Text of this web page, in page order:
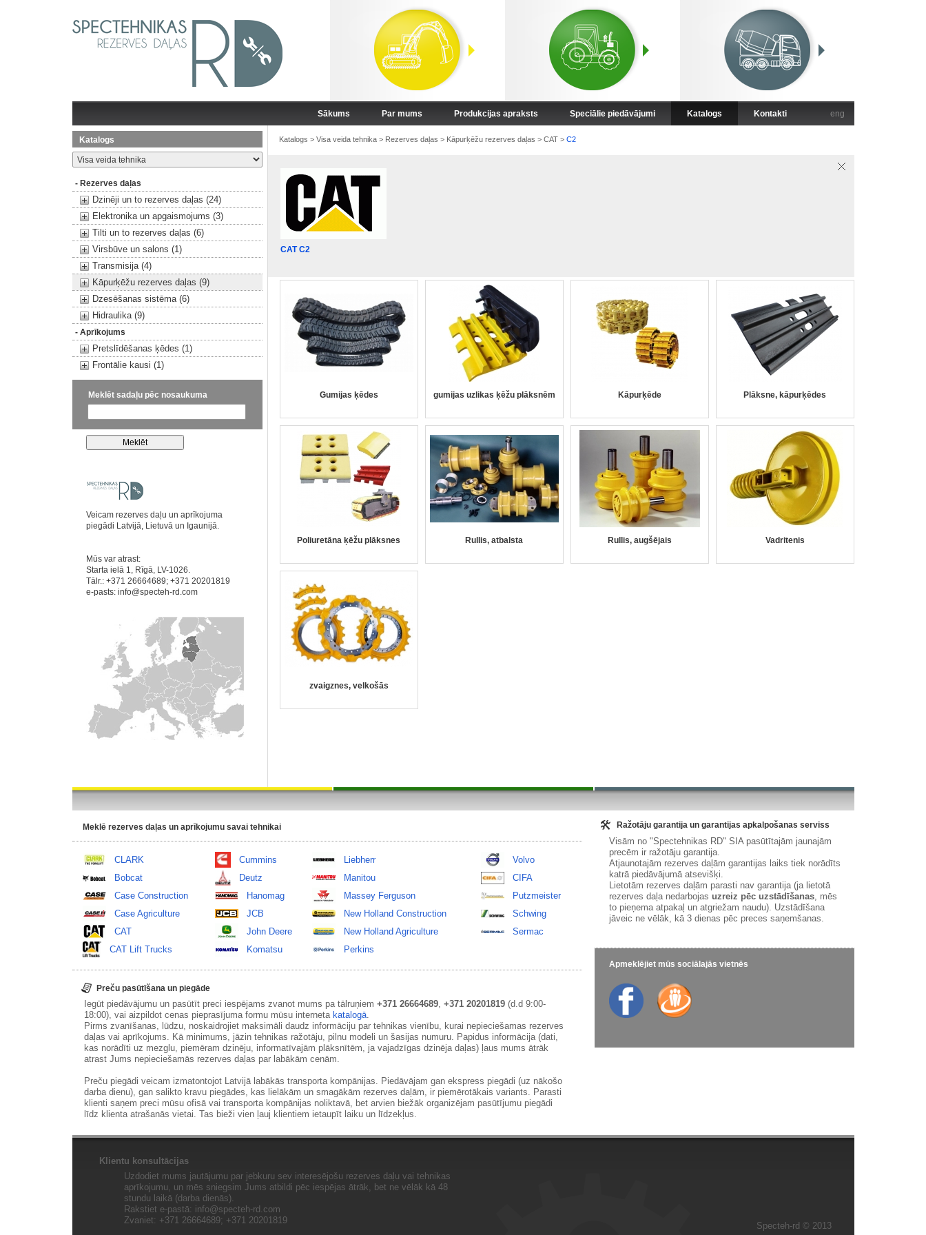
Sākums Par mums Produkcijas apraksts Speciālie piedāvājumi Katalogs Kontakti eng
Katalogs
- Rezerves daļas
Dzinēji un to rezerves daļas (24)
Elektronika un apgaismojums (3)
Tilti un to rezerves daļas (6)
Virsbūve un salons (1)
Transmisija (4)
Kāpurķēžu rezerves daļas (9)
Dzesēšanas sistēma (6)
Hidraulika (9)
- Aprīkojums
Pretslīdēšanas ķēdes (1)
Frontālie kausi (1)
Meklēt sadaļu pēc nosaukuma
Veicam rezerves daļu un aprīkojuma
piegādi Latvijā, Lietuvā un Igaunijā.
Mūs var atrast:
Starta ielā 1, Rīgā, LV-1026.
Tālr.: +371 26664689; +371 20201819
e-pasts: info@specteh-rd.com
Katalogs > Visa veida tehnika> Rezerves daļas > Kāpurķēžu rezerves daļas > CAT> C2
CAT C2
Gumijas ķēdes gumijas uzlikas ķēžu plāksnēm Kāpurķēde Plāksne, kāpurķēdes
Poliuretāna ķēžu plāksnes Rullis, atbalsta Rullis, augšējais Vadritenis
zvaigznes, velkošās
Meklē rezerves daļas un aprīkojumu savai tehnikai
CLARK
Bobcat
Case Construction
Case Agriculture
CAT
CAT Lift Trucks
Cummins
Deutz
Hanomag
JCB
John Deere
Komatsu
Liebherr
Manitou
Massey Ferguson
New Holland Construction
New Holland Agriculture
Perkins
Volvo
CIFA
Putzmeister
Schwing
Sermac
Preču pasūtīšana un piegāde
Iegūt piedāvājumu un pasūtīt preci iespējams zvanot mums pa tālruņiem +371 26664689, +371 20201819(d.d 9:00-
18:00), vai aizpildot cenas pieprasījuma formu mūsu interneta katalogā.
Pirms zvanīšanas, lūdzu, noskaidrojiet maksimāli daudz informāciju par tehnikas vienību, kurai nepieciešamas rezerves
daļas vai aprīkojums. Kā minimums, jāzin tehnikas ražotāju, pilnu modeli un šasijas numuru. Papidus informācija (dati,
kas norādīti uz mezglu, piemēram dzinēju, informatīvajām plāksnītēm, ja vajadzīgas dzinēja daļas) ļaus mums ātrāk
atrast Jums nepieciešamās rezerves daļas par labākām cenām.
Preču piegādi veicam izmatontojot Latvijā labākās transporta kompānijas. Piedāvājam gan ekspress piegādi (uz nākošo
darba dienu), gan salikto kravu piegādes, kas lielākām un smagākām rezerves daļām, ir piemērotākais variants. Parasti
klienti saņem preci mūsu ofisā vai transporta kompānijas noliktavā, bet arvien biežāk organizējam pasūtījumu piegādi
līdz klienta atrašanās vietai. Tas bieži vien ļauj klientiem ietaupīt laiku un līdzekļus.
Ražotāju garantija un garantijas apkalpošanas serviss
Visām no "Spectehnikas RD" SIA pasūtītajām jaunajām
precēm ir ražotāju garantija.
Atjaunotajām rezerves daļām garantijas laiks tiek norādīts
katrā piedāvājumā atsevišķi.
Lietotām rezerves daļām parasti nav garantija (ja lietotā
rezerves daļa nedarbojas uzreiz pēc uzstādīšanas, mēs
to pieņema atpakaļ un atgriežam naudu). Uzstādīšana
jāveic ne vēlāk, kā 3 dienas pēc preces saņemšanas.
Apmeklējiet mūs sociālajās vietnēs
Klientu konsultācijas
Uzdodiet mums jautājumu par jebkuru sev interesējošu rezerves daļu vai tehnikas
aprīkojumu, un mēs sniegsim Jums atbildi pēc iespējas ātrāk, bet ne vēlāk kā 48
stundu laikā (darba dienās).
Rakstiet e-pastā: info@specteh-rd.com
Zvaniet: +371 26664689; +371 20201819
Specteh-rd © 2013